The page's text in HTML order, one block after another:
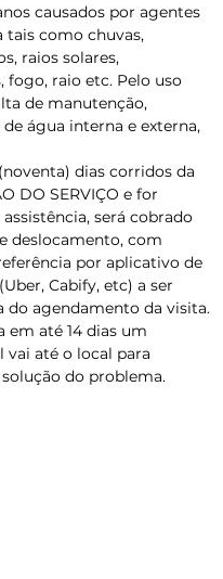
causados por agentes
tais como chuvas,
raios solares,
fogo, raio etc. Pelo uso
de manutenção,
água interna e externa,
dias corridos da
DO SERVIÇO e for
será cobrado
deslocamento, com
por aplicativo de
Cabify, etc) a ser
do agendamento da visita.
em até 14 dias um
vai até o local para
do problema.